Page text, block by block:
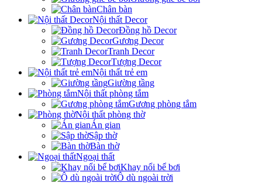
Chân bàn
Nội thất Decor
Đồng hồ Decor
Gương Decor
Tranh Decor
Tượng Decor
Nội thất trẻ em
Giường tầng
Nội thất phòng tắm
Gương phòng tắm
Nội thất phòng thờ
Án gian
Sập thờ
Bàn thờ
Ngoại thất
Khay nổi bể bơi
Ô dù ngoài trời